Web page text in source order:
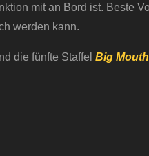
mit an Bord ist. Beste
werden kann.
die fünfte Staffel Big Mouth